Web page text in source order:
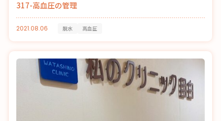
317-高血圧の管理
2021.08.06 脱水 高血圧